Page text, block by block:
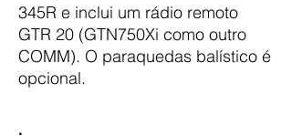
345R e inclui um rádio remoto
GTR 20 (GTN750Xi como outro
COMM). O paraquedas balístico é
opcional.
.